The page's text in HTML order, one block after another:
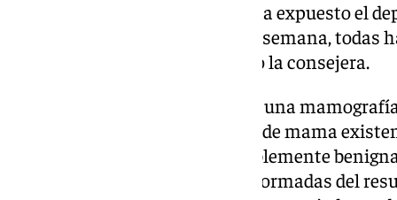
siempre bajo criterio médico», ha expuesto el
Hernández. En el plazo de «una semana,
situación», se ha comprometido la consejera.
Actualmente, cuando se realiza una
programa de cribado del cáncer de mama
negativo, positivo y lesión posiblemente
negativos, las pacientes son informadas del